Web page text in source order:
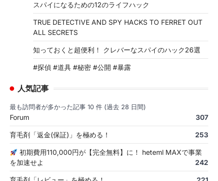
スパイになるための12のライフハック
TRUE DETECTIVE AND SPY HACKS TO FERRET OUT
ALL SECRETS
知っておくと超便利！ クレバーなスパイのハック26選
#探偵 #道具 #秘密 #公開 #暴露
人気記事
最も訪問者が多かった記事 10 件 (過去 28 日間)
Forum 307
育毛剤「返金(保証)」を極める！ 253
初期費用110,000円が【完全無料】に！ heteml MAXで事業
を加速せよ
242